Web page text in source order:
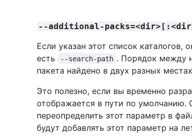
--additional-
Если указан этот список каталогов,
есть
--search-path . Порядок между
пакета найдено в двух разных
Это полезно, если вы временно
отображается в пути по умолчанию.
переопределить этот параметр в
будут добавлять этот параметр на